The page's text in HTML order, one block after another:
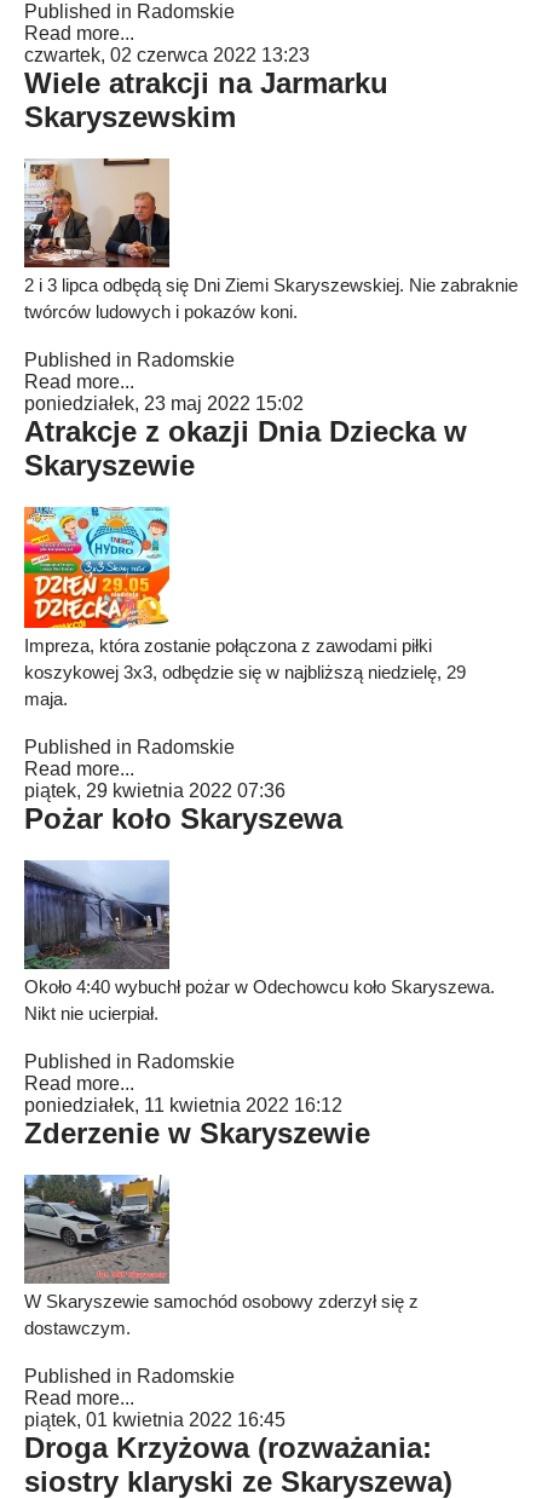
Published in Radomskie
Read more...
czwartek, 02 czerwca 2022 13:23
Wiele atrakcji na Jarmarku
Skaryszewskim
2 i 3 lipca odbędą się Dni Ziemi Skaryszewskiej. Nie zabraknie
twórców ludowych i pokazów koni.
Published in Radomskie
Read more...
poniedziałek, 23 maj 2022 15:02
Atrakcje z okazji Dnia Dziecka w
Skaryszewie
Impreza, która zostanie połączona z zawodami piłki
koszykowej 3x3, odbędzie się w najbliższą niedzielę, 29
maja.
Published in Radomskie
Read more...
piątek, 29 kwietnia 2022 07:36
Pożar koło Skaryszewa
Około 4:40 wybuchł pożar w Odechowcu koło Skaryszewa.
Nikt nie ucierpiał.
Published in Radomskie
Read more...
poniedziałek, 11 kwietnia 2022 16:12
Zderzenie w Skaryszewie
W Skaryszewie samochód osobowy zderzył się z
dostawczym.
Published in Radomskie
Read more...
piątek, 01 kwietnia 2022 16:45
Droga Krzyżowa (rozważania:
siostry klaryski ze Skaryszewa)